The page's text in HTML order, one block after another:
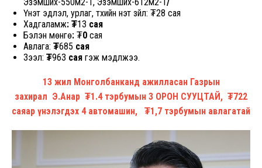
Үнэт эдлэл, урлаг, түүхийн үнэт зүйл: ₮28 сая
Хадгаламж: ₮13 сая
Бэлэн мөнгө: ₮0 сая
Авлага: ₮685 сая
Зээл: ₮963 сая гэж мэдүүлжээ.
13 жил Монголбанканд ажилласан Газрын
захирал Э.Анар ₮1.4 тэрбумын 3 ОРОН СУУЦТАЙ, ₮722
саяар үнэлэгдэх 4 автомашин, ₮1,7 тэрбумын авлагатай